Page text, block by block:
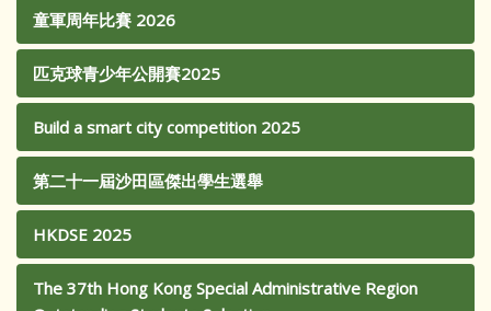
童軍周年比賽 2026
匹克球青少年公開賽2025
Build a smart city competition 2025
第二十一屆沙田區傑出學生選舉
HKDSE 2025
The 37th Hong Kong Special Administrative Region